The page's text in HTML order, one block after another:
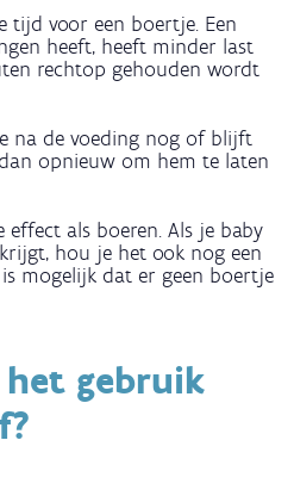
tijd voor een boertje. Een
heeft, heeft minder last
rechtop gehouden wordt
na de voeding nog of blijft
opnieuw om hem te laten
effect als boeren. Als je baby
hou je het ook nog een
mogelijk dat er geen boertje
gebruik